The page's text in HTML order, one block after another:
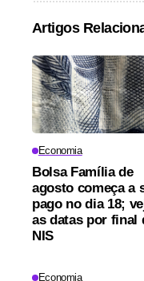
Artigos
Economia
Bolsa Família de
agosto começa a
pago no dia 18;
as datas por final
NIS
Economia